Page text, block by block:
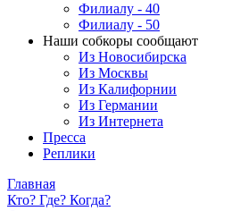
Филиалу - 40
Филиалу - 50
Наши собкоры сообщают
Из Новосибирска
Из Москвы
Из Калифорнии
Из Германии
Из Интернета
Пресса
Реплики
Главная
Кто? Где? Когда?